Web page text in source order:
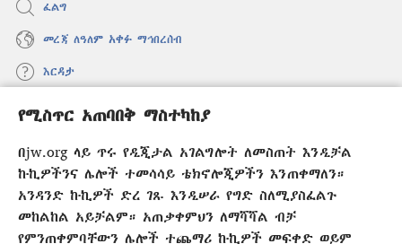
የሚስጥር አጠባበቅ ማስተካከያ
በjw.org ላይ ጥሩ የዲጂታል አገልግሎት ለመስጠት እንዲቻል
ኩኪዎችንና ሌሎች ተመሳሳይ ቴክኖሎጂዎችን እንጠቀማለን።
አንዳንድ ኩኪዎች ድረ ገጹ እንዲሠራ የግድ ስለሚያስፈልጉ
መከልከል አይቻልም። አጠቃቀምህን ለማሻሻል ብቻ
የምንጠቀምባቸውን ሌሎች ተጨማሪ ኩኪዎች መፍቀድ ወይም
ፈልግ
መረጃ ለዓለም አቀፉ ማኅበረሰብ
እርዳታ
መዋጮዎች
(አዲስ
ክፈት)
የመጠበቂያ ግንብ የኢንተርኔት ቤተ መጻሕፍት
(አዲስ
ዊንዶው
®
(አዲስ
ዊንዶው